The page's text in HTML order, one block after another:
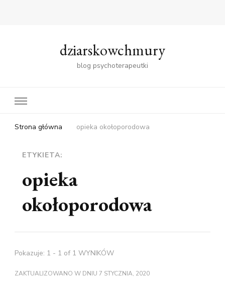
dziarskowchmury
blog psychoterapeutki
Strona główna opieka okołoporodowa
ETYKIETA:
opieka
okołoporodowa
Pokazuje: 1 - 1 of 1 WYNIKÓW
ZAKTUALIZOWANO W DNIU 7 STYCZNIA, 2020